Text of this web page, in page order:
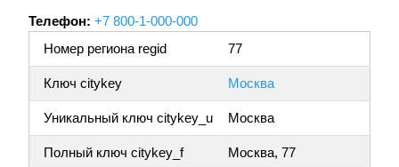
Телефон: +7 800-1-000-000
Номер региона regid
77
Ключ citykey Москва
Уникальный ключ citykey_u Москва
Полный ключ citykey_f Москва, 77